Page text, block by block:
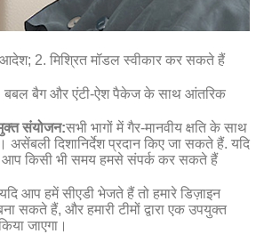
आदेश; 2. मिश्रित मॉडल स्वीकार कर सकते हैं
बबल बैग और एंटी-ऐश पैकेज के साथ आंतरिक
संयोजन:सभी भागों में गैर-मानवीय क्षति के साथ
असेंबली दिशानिर्देश प्रदान किए जा सकते हैं. यदि
आप किसी भी समय हमसे संपर्क कर सकते हैं
यदि आप हमें सीएडी भेजते हैं तो हमारे डिज़ाइन
सकते हैं, और हमारी टीमों द्वारा एक उपयुक्त
जाएगा।